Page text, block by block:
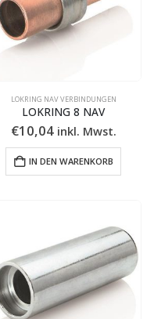
LOKRING NAV VERBINDUNGEN
LOKRING 8 NAV
€10,04 inkl. Mwst.
IN DEN WARENKORB